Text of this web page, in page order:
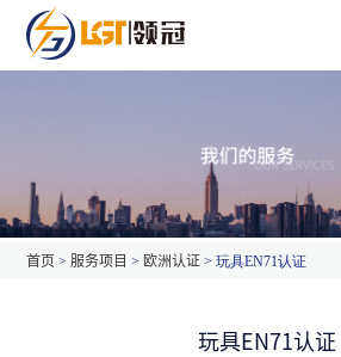
首页 >服务项目 > 欧洲认证 > 玩具EN71认证
玩具EN71认证